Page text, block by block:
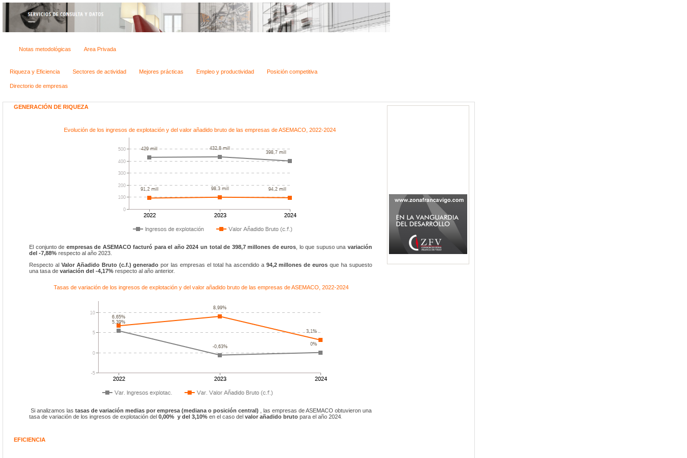
Notas metodológicas Area Privada
Riqueza y Eficiencia Sectores de actividad Mejores prácticas Empleo y productividad Posición competitiva
Directorio de empresas
GENERACIÓN DE RIQUEZA
Evolución de los ingresos de explotación y del valor añadido bruto de las empresas de ASEMACO, 2022-2024
El conjunto de empresas de ASEMACO facturó para el año 2024 un total de 398,7 millones de euros , lo que supuso unavariación
del -7,88% respecto al año 2023.
Respecto al Valor Añadido Bruto (c.f.) generado por las empresas el total ha ascendido a 94,2 millones de euros que ha supuesto
una tasa de variación del -4,17% respecto al año anterior.
Tasas de variación de los ingresos de explotación y del valor añadido bruto de las empresas de ASEMACO, 2022-2024
Si analizamos las tasas de variación medias por empresa (mediana o posición central) , las empresas de ASEMACO obtuvieron una
tasa de variación de los ingresos de explotación del 0,00% y del 3,10% en el caso del valor añadido bruto para el año 2024
EFICIENCIA